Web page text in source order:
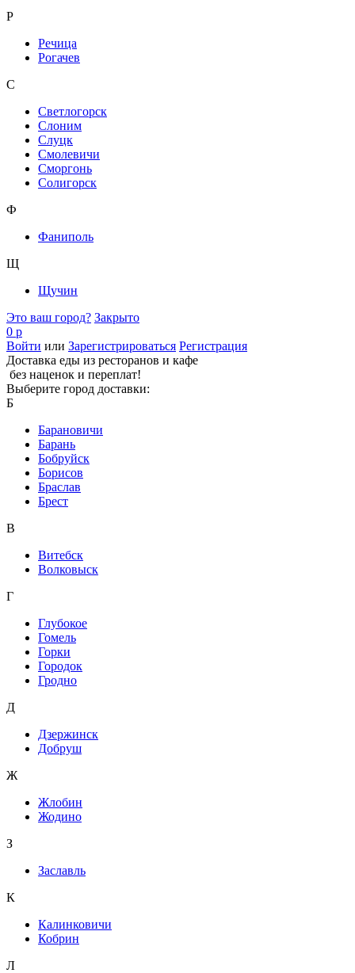
Р
Речица
Рогачев
С
Светлогорск
Слоним
Слуцк
Смолевичи
Сморгонь
Солигорск
Ф
Фаниполь
Щ
Щучин
Это ваш город? Закрыто
0 р
Войти или Зарегистрироваться Регистрация
Доставка еды из ресторанов и кафе
без наценок и переплат!
Выберите город доставки:
Б
Барановичи
Барань
Бобруйск
Борисов
Браслав
Брест
В
Витебск
Волковыск
Г
Глубокое
Гомель
Горки
Городок
Гродно
Д
Дзержинск
Добруш
Ж
Жлобин
Жодино
З
Заславль
К
Калинковичи
Кобрин
Л